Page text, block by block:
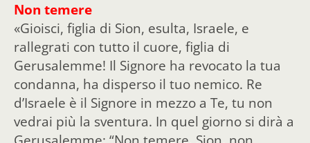
Non temere
«Gioisci, figlia di Sion, esulta, Israele, e
rallegrati con tutto il cuore, figlia di
Gerusalemme! Il Signore ha revocato la tua
condanna, ha disperso il tuo nemico. Re
d’Israele è il Signore in mezzo a Te, tu non
vedrai più la sventura. In quel giorno si dirà a